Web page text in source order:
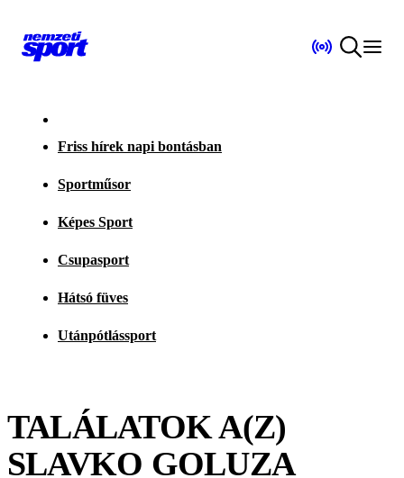
Friss hírek napi bontásban
Sportműsor
Képes Sport
Csupasport
Hátsó füves
Utánpótlássport
TALÁLATOK A(Z)
SLAVKO GOLUZA